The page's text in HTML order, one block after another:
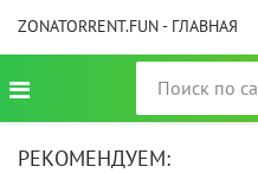
ZONATORRENT.FUN - ГЛАВНАЯ
РЕКОМЕНДУЕМ: